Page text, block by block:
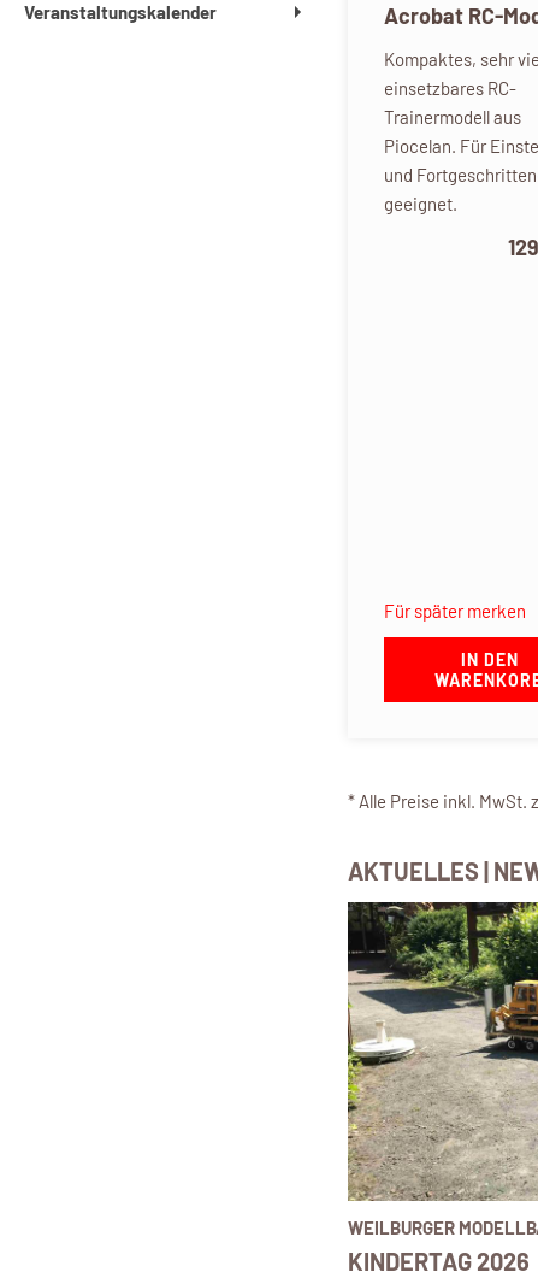
Veranstaltungskalender Acrobat RC-
Kompaktes, sehr
einsetzbares RC-
Trainermodell aus
Piocelan. Für
und
geeignet.
Für später merken
IN DEN
* Alle Preise inkl. MwSt.
AKTUELLES |
WEILBURGER
KINDERTAG 2026